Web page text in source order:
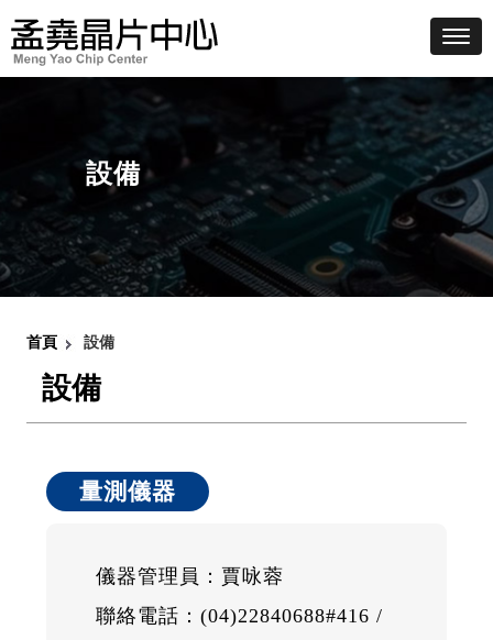
設備